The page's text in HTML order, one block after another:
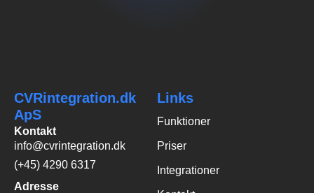
CVRintegration.dk
ApS
Kontakt
info@cvrintegration.dk
(+45) 4290 6317
Adresse
Links
Funktioner
Priser
Integrationer